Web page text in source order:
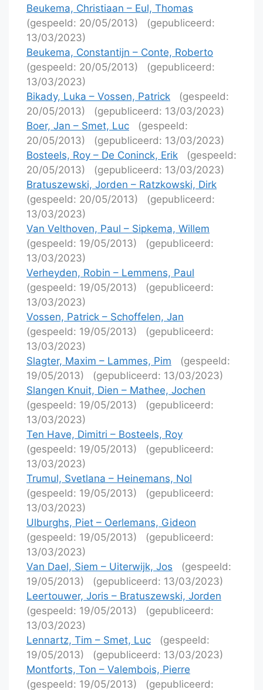
Beukema, Christiaan – Eul, Thomas
(gespeeld: 20/05/2013)
(gepubliceerd:
13/03/2023)
Beukema, Constantijn – Conte, Roberto
(gespeeld: 20/05/2013)
(gepubliceerd:
13/03/2023)
Bikady, Luka – Vossen, Patrick
(gespeeld:
20/05/2013)
(gepubliceerd: 13/03/2023)
Boer, Jan – Smet, Luc
(gespeeld:
20/05/2013)
(gepubliceerd: 13/03/2023)
Bosteels, Roy – De Coninck, Erik
(gespeeld:
20/05/2013)
(gepubliceerd: 13/03/2023)
Bratuszewski, Jorden – Ratzkowski, Dirk
(gespeeld: 20/05/2013)
(gepubliceerd:
13/03/2023)
Van Velthoven, Paul – Sipkema, Willem
(gespeeld: 19/05/2013)
(gepubliceerd:
13/03/2023)
Verheyden, Robin – Lemmens, Paul
(gespeeld: 19/05/2013)
(gepubliceerd:
13/03/2023)
Vossen, Patrick – Schoffelen, Jan
(gespeeld: 19/05/2013)
(gepubliceerd:
13/03/2023)
Slagter, Maxim – Lammes, Pim
(gespeeld:
19/05/2013)
(gepubliceerd: 13/03/2023)
Slangen Knuit, Dien – Mathee, Jochen
(gespeeld: 19/05/2013)
(gepubliceerd:
13/03/2023)
Ten Have, Dimitri – Bosteels, Roy
(gespeeld: 19/05/2013)
(gepubliceerd:
13/03/2023)
Trumul, Svetlana – Heinemans, Nol
(gespeeld: 19/05/2013)
(gepubliceerd:
13/03/2023)
Ulburghs, Piet – Oerlemans, Gideon
(gespeeld: 19/05/2013)
(gepubliceerd:
13/03/2023)
Van Dael, Siem – Uiterwijk, Jos
(gespeeld:
19/05/2013)
(gepubliceerd: 13/03/2023)
Leertouwer, Joris – Bratuszewski, Jorden
(gespeeld: 19/05/2013)
(gepubliceerd:
13/03/2023)
Lennartz, Tim – Smet, Luc
(gespeeld:
19/05/2013)
(gepubliceerd: 13/03/2023)
Montforts, Ton – Valembois, Pierre
(gespeeld: 19/05/2013)
(gepubliceerd: